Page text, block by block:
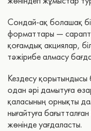
Сондай-ақ болашақ
форматтары —
қоғамдық акциялар,
тәжірибе алмасу
Кездесу қорытындысы
одан әрі дамытуға
қаласының орнықты
нығайтуға
жөнінде уағдаласты.